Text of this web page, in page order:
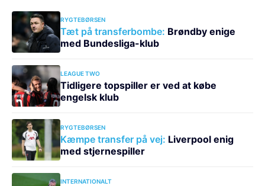
RYGTEBØRSEN
Tæt på transferbombe: Brøndby enige
med Bundesliga-klub
LEAGUE TWO
Tidligere topspiller er ved at købe
engelsk klub
RYGTEBØRSEN
Kæmpe transfer på vej: Liverpool enig
med stjernespiller
INTERNATIONALT